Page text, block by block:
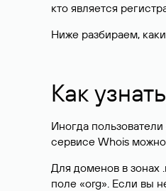
кто является
Ниже разбираем,
Как
Иногда
сервисе Whois
Для доменов в зонах
поле «org». Если вы